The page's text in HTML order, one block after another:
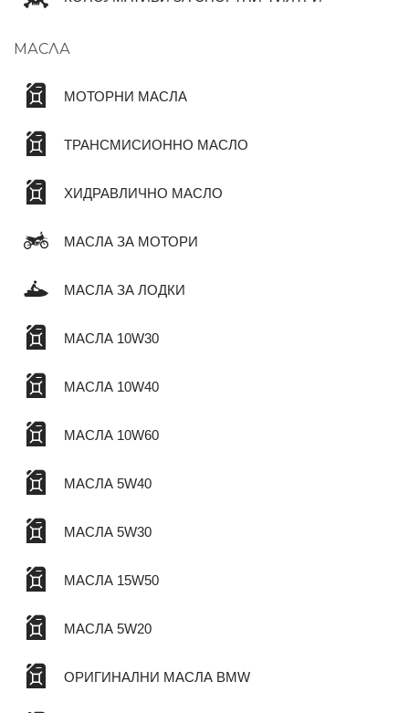
МАСЛА
МОТОРНИ МАСЛА
ТРАНСМИСИОННО МАСЛО
ХИДРАВЛИЧНО МАСЛО
МАСЛА ЗА МОТОРИ
МАСЛА ЗА ЛОДКИ
МАСЛА 10W30
МАСЛА 10W40
МАСЛА 10W60
МАСЛА 5W40
МАСЛА 5W30
МАСЛА 15W50
МАСЛА 5W20
ОРИГИНАЛНИ МАСЛА BMW